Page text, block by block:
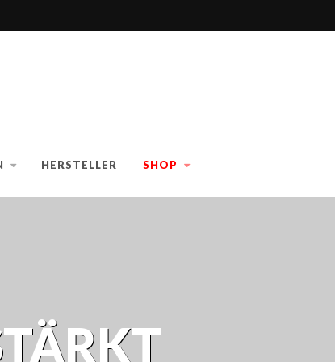
HERSTELLER SHOP